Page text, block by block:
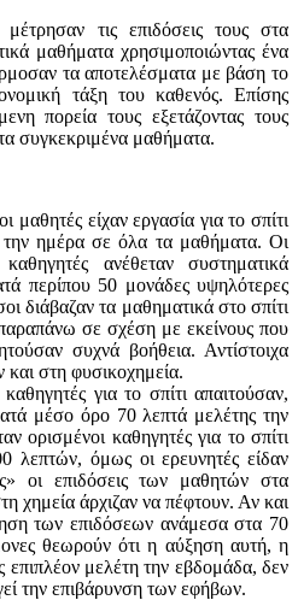
τις επιδόσεις τους στα
μαθήματα χρησιμοποιώντας ένα
τα αποτελέσματα με βάση το
τάξη του καθενός. Επίσης
πορεία τους εξετάζοντας τους
συγκεκριμένα μαθήματα.
μαθητές είχαν εργασία για το σπίτι
ημέρα σε όλα τα μαθήματα. Οι
ανέθεταν συστηματικά
περίπου 50 μονάδες υψηλότερες
διάβαζαν τα μαθηματικά στο σπίτι
σε σχέση με εκείνους που
συχνά βοήθεια. Αντίστοιχα
στη φυσικοχημεία.
για το σπίτι απαιτούσαν,
μέσο όρο 70 λεπτά μελέτης την
ορισμένοι καθηγητές για το σπίτι
λεπτών, όμως οι ερευνητές είδαν
οι επιδόσεις των μαθητών στα
χημεία άρχιζαν να πέφτουν. Αν και
των επιδόσεων ανάμεσα στα 70
θεωρούν ότι η αύξηση αυτή, η
επιπλέον μελέτη την εβδομάδα, δεν
την επιβάρυνση των εφήβων.